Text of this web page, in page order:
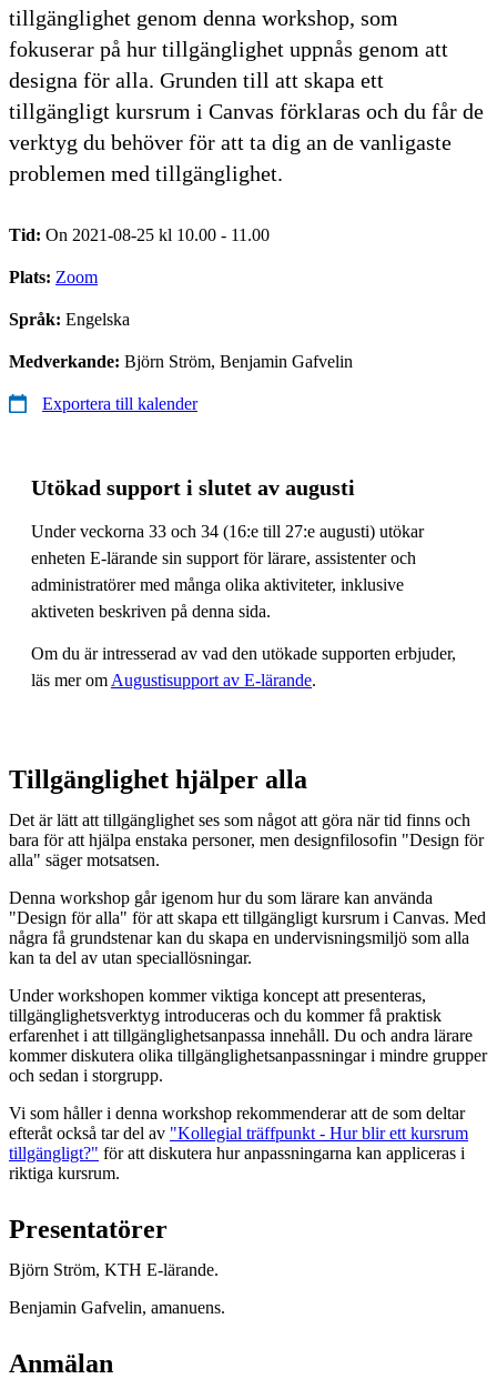
tillgänglighet genom denna workshop, som
fokuserar på hur tillgänglighet uppnås genom att
designa för alla. Grunden till att skapa ett
tillgängligt kursrum i Canvas förklaras och du får de
verktyg du behöver för att ta dig an de vanligaste
problemen med tillgänglighet.
Tid: On 2021-08-25 kl 10.00 - 11.00
Plats: Zoom
Språk: Engelska
Medverkande: Björn Ström, Benjamin Gafvelin
Exportera till kalender
Utökad support i slutet av augusti
Under veckorna 33 och 34 (16:e till 27:e augusti) utökar
enheten E-lärande sin support för lärare, assistenter och
administratörer med många olika aktiviteter, inklusive
aktiveten beskriven på denna sida.
Om du är intresserad av vad den utökade supporten erbjuder,
läs mer om Augustisupport av E-lärande.
Tillgänglighet hjälper alla
Det är lätt att tillgänglighet ses som något att göra när tid finns och
bara för att hjälpa enstaka personer, men designfilosofin "Design för
alla" säger motsatsen.
Denna workshop går igenom hur du som lärare kan använda
"Design för alla" för att skapa ett tillgängligt kursrum i Canvas. Med
några få grundstenar kan du skapa en undervisningsmiljö som alla
kan ta del av utan speciallösningar.
Under workshopen kommer viktiga koncept att presenteras,
tillgänglighetsverktyg introduceras och du kommer få praktisk
erfarenhet i att tillgänglighetsanpassa innehåll. Du och andra lärare
kommer diskutera olika tillgänglighetsanpassningar i mindre grupper
och sedan i storgrupp.
Vi som håller i denna workshop rekommenderar att de som deltar
efteråt också tar del av "Kollegial träffpunkt - Hur blir ett kursrum
tillgängligt?" för att diskutera hur anpassningarna kan appliceras i
riktiga kursrum.
Presentatörer
Björn Ström, KTH E-lärande.
Benjamin Gafvelin, amanuens.
Anmälan